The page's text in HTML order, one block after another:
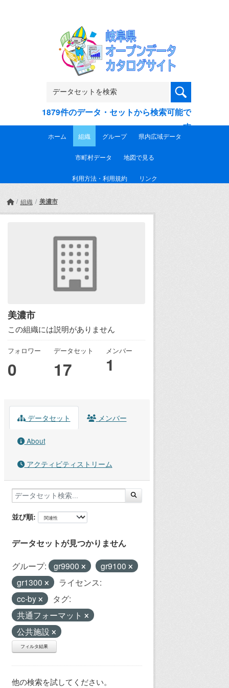
1879件のデータ・セットから検索可能で
す
ホーム 組織 グループ 県内広域データ
市町村データ 地図で見る
利用方法・利用規約 リンク
組織 美濃市
美濃市
この組織には説明がありません
フォロワー
0
データセット
17
メンバー
1
データセット メンバー
About
アクティビティストリーム
並び順
データセットが見つかりません
グループ: gr9900
gr9100
gr1300
ライセンス:
cc-by
タグ:
共通フォーマット
公共施設
フィルタ結果
他の検索を試してください。